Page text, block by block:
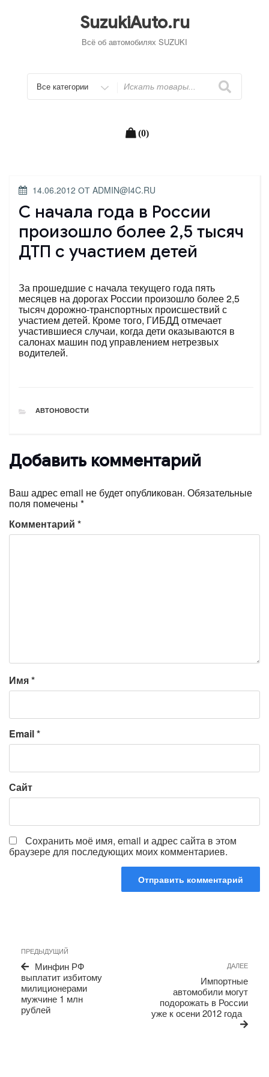
SuzukiAuto.ru
Всё об автомобилях SUZUKI
Искать
(0)
ОПУБЛИКОВАНО
14.06.2012 ОТ ADMIN@I4C.RU
С начала года в России
произошло более 2,5 тысяч
ДТП с участием детей
За прошедшие с начала текущего года пять
месяцев на дорогах России произошло более 2,5
тысяч дорожно-транспортных происшествий с
участием детей. Кроме того, ГИБДД отмечает
участившиеся случаи, когда дети оказываются в
салонах машин под управлением нетрезвых
водителей.
РУБРИКИ
АВТОНОВОСТИ
Добавить комментарий
Ваш адрес email не будет опубликован. Обязательные
поля помечены *
Комментарий *
Имя*
Email*
Сайт
Сохранить моё имя, email и адрес сайта в этом
браузере для последующих моих комментариев.
по
записям
Предыдущая
запись
ПРЕДЫДУЩИЙ
Минфин РФ
выплатит избитому
милиционерами
мужчине 1 млн
рублей
ДАЛЕЕ
Импортные
автомобили могут
подорожать в России
уже к осени 2012 года